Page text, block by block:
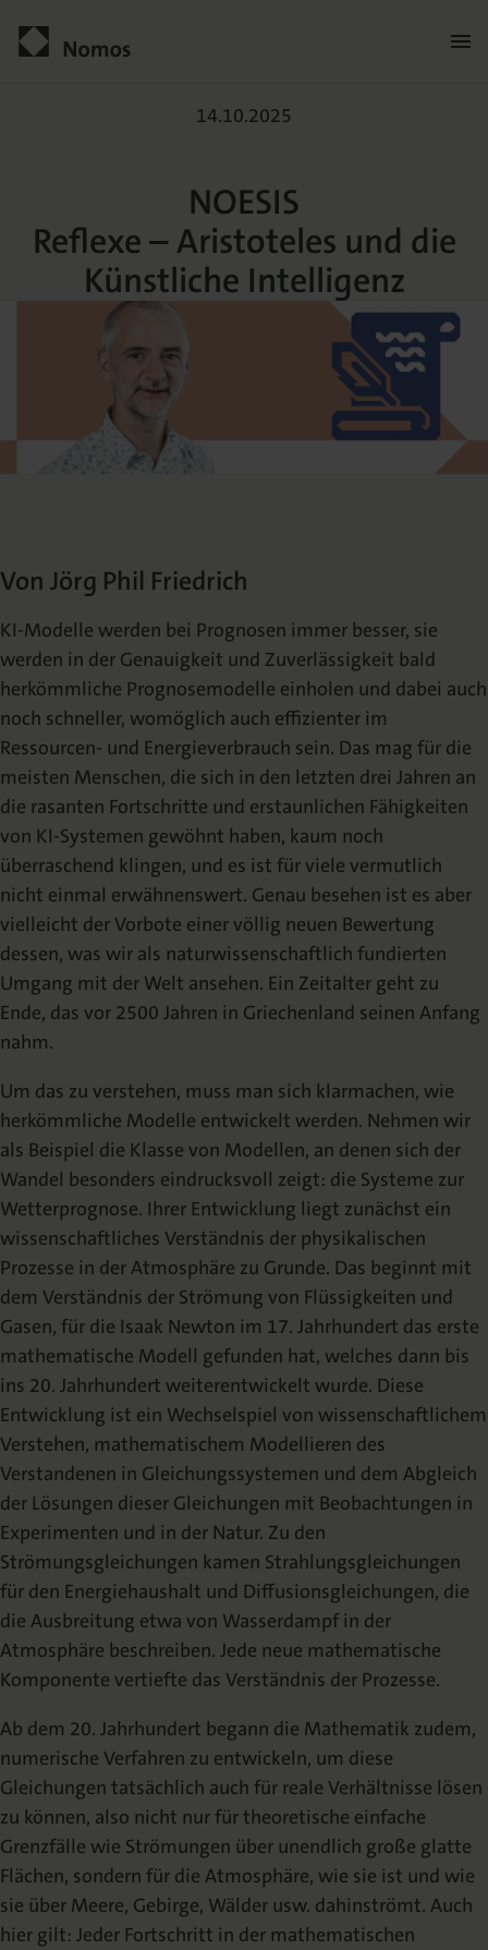
Der Verlag
Ansprechpartner:innen
Das Lektorat
News
Neuigkeiten & Aktuelles
Karriere
Ihre Einstiegsmöglichkeiten
Termine
Nomos für Sie vor Ort
NomosEvents
Online und Live
Programm
Rechtswissenschaft
Sozialwissenschaften
Geisteswissenschaften
Inlibra
Die digitale Bibliothek
Blog
rund um Ihre Publikation
Open Access
Service
Presse
Presse & Rezensionswesen
Dozentenservice
Belegexemplar für Lehrende
Mediadaten
Werben in Fachzeitschriften
Kataloge
Aktuelle Prospekte zum Download
FAQ
Häufige Fragen
Shop
Podcast
Kontakt
14.10.2025
NOESIS
Reflexe – Aristoteles und die
Künstliche Intelligenz
Von Jörg Phil Friedrich
KI-Modelle werden bei Prognosen immer besser, sie
werden in der Genauigkeit und Zuverlässigkeit bald
herkömmliche Prognosemodelle einholen und dabei auch
noch schneller, womöglich auch effizienter im
Ressourcen- und Energieverbrauch sein. Das mag für die
meisten Menschen, die sich in den letzten drei Jahren an
die rasanten Fortschritte und erstaunlichen Fähigkeiten
von KI-Systemen gewöhnt haben, kaum noch
überraschend klingen, und es ist für viele vermutlich
nicht einmal erwähnenswert. Genau besehen ist es aber
vielleicht der Vorbote einer völlig neuen Bewertung
dessen, was wir als naturwissenschaftlich fundierten
Umgang mit der Welt ansehen. Ein Zeitalter geht zu
Ende, das vor 2500 Jahren in Griechenland seinen Anfang
nahm.
Um das zu verstehen, muss man sich klarmachen, wie
herkömmliche Modelle entwickelt werden. Nehmen wir
als Beispiel die Klasse von Modellen, an denen sich der
Wandel besonders eindrucksvoll zeigt: die Systeme zur
Wetterprognose. Ihrer Entwicklung liegt zunächst ein
wissenschaftliches Verständnis der physikalischen
Prozesse in der Atmosphäre zu Grunde. Das beginnt mit
dem Verständnis der Strömung von Flüssigkeiten und
Gasen, für die Isaak Newton im 17. Jahrhundert das erste
mathematische Modell gefunden hat, welches dann bis
ins 20. Jahrhundert weiterentwickelt wurde. Diese
Entwicklung ist ein Wechselspiel von wissenschaftlichem
Verstehen, mathematischem Modellieren des
Verstandenen in Gleichungssystemen und dem Abgleich
der Lösungen dieser Gleichungen mit Beobachtungen in
Experimenten und in der Natur. Zu den
Strömungsgleichungen kamen Strahlungsgleichungen
für den Energiehaushalt und Diffusionsgleichungen, die
die Ausbreitung etwa von Wasserdampf in der
Atmosphäre beschreiben. Jede neue mathematische
Komponente vertiefte das Verständnis der Prozesse.
Ab dem 20. Jahrhundert begann die Mathematik zudem,
numerische Verfahren zu entwickeln, um diese
Gleichungen tatsächlich auch für reale Verhältnisse lösen
zu können, also nicht nur für theoretische einfache
Grenzfälle wie Strömungen über unendlich große glatte
Flächen, sondern für die Atmosphäre, wie sie ist und wie
sie über Meere, Gebirge, Wälder usw. dahinströmt. Auch
hier gilt: Jeder Fortschritt in der mathematischen